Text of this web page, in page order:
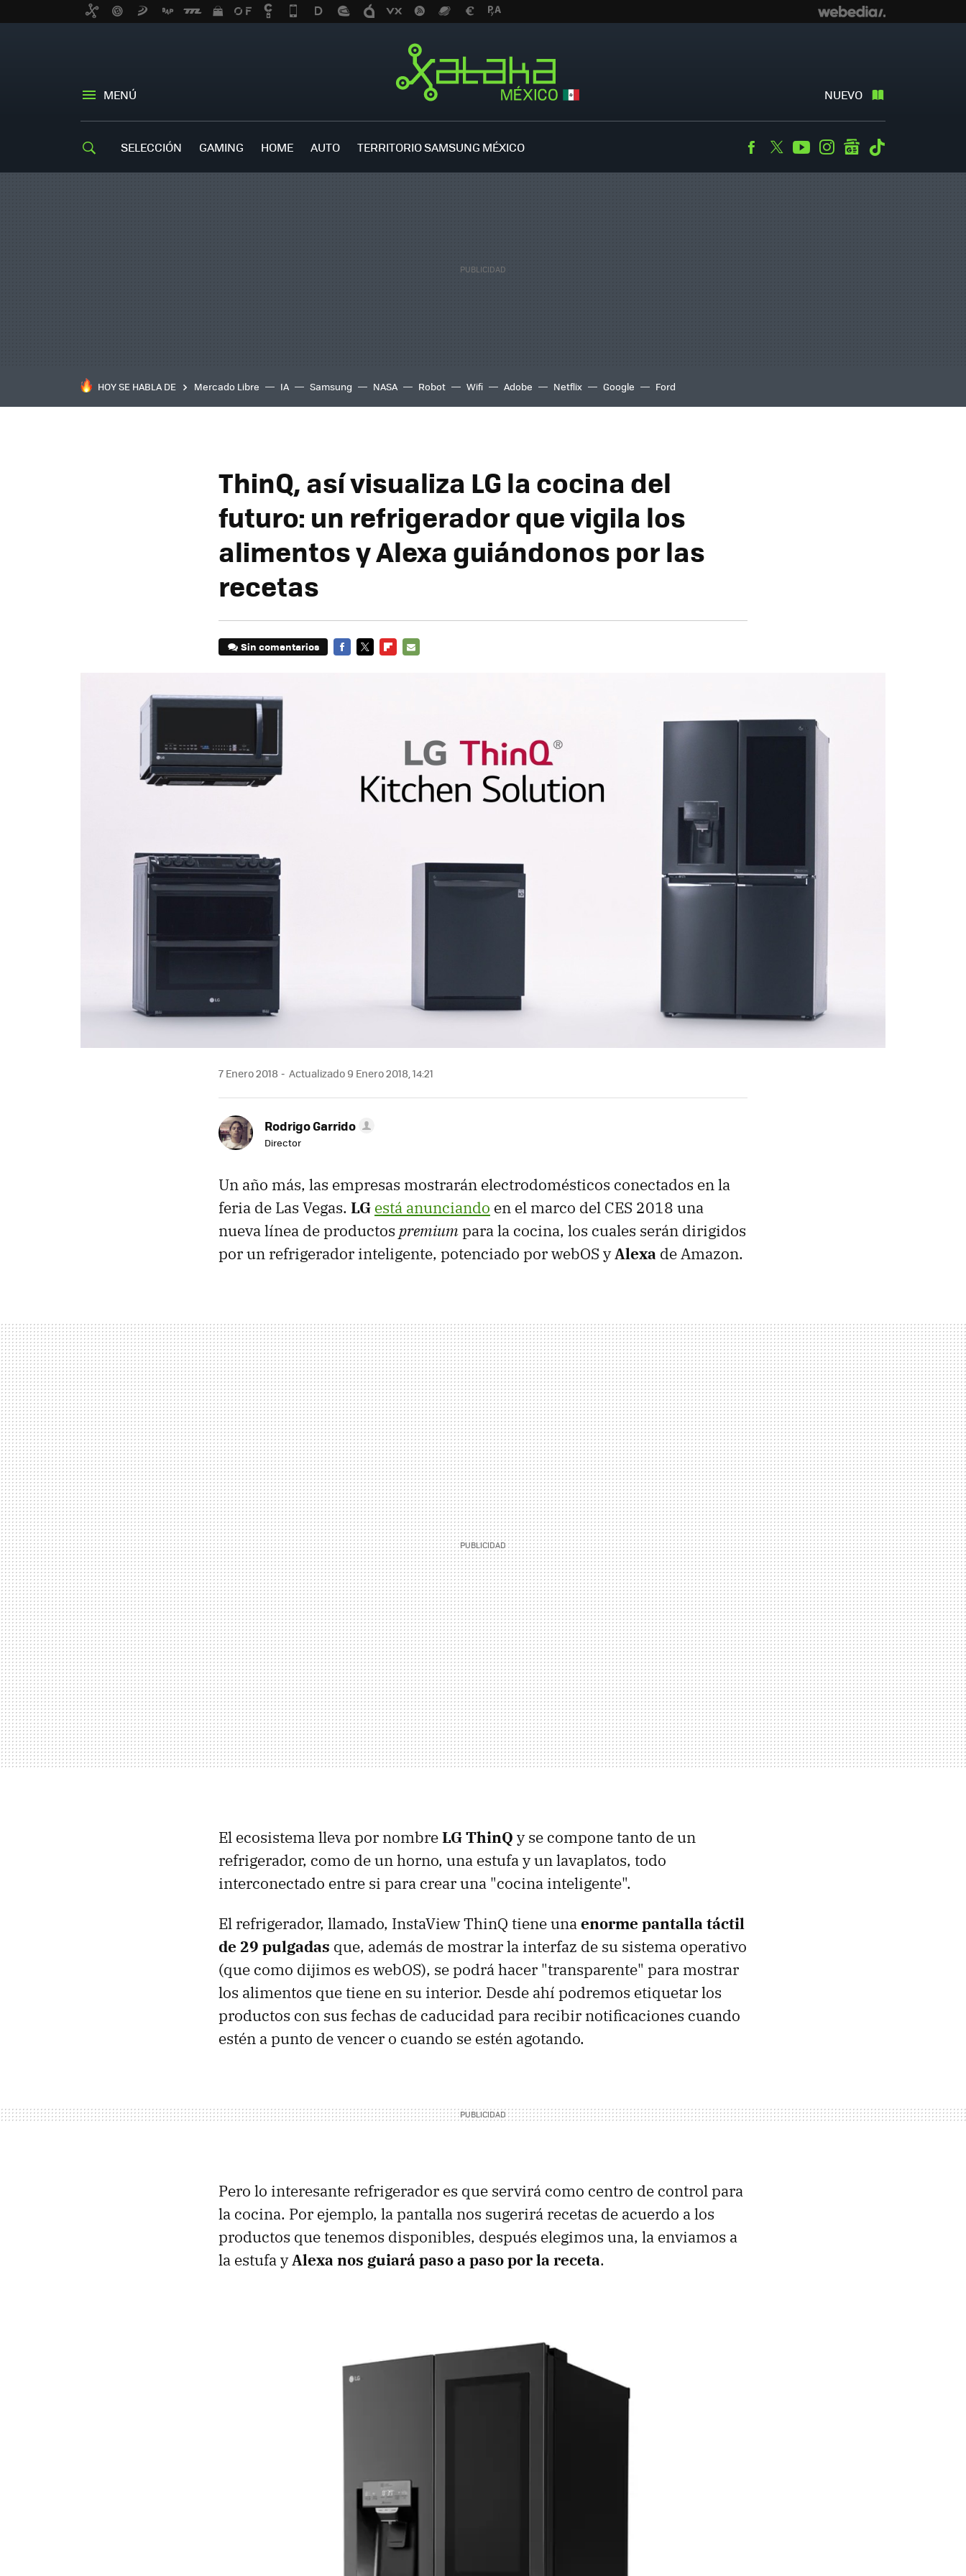
MENÚ NUEVO
SELECCIÓN GAMING HOME AUTO TERRITORIO SAMSUNG MÉXICO Facebook
TwitterYoutubeInstagramgooglenews
HOY SE HABLA DE Mercado Libre IA Samsung NASA Robot Wifi Adobe Netflix Google Ford
ThinQ, así visualiza LG la cocina del
futuro: un refrigerador que vigila los
alimentos y Alexa guiándonos por las
recetas
Sin comentarios
7 Enero 2018 Actualizado 9 Enero 2018, 14:21
Rodrigo Garrido
Director
Un año más, las empresas mostrarán electrodomésticos conectados en la
feria de Las Vegas. LG está anunciando en el marco del CES 2018 una
nueva línea de productos premiumpara la cocina, los cuales serán dirigidos
por un refrigerador inteligente, potenciado por webOS yAlexa de Amazon.
El ecosistema lleva por nombreLG ThinQ y se compone tanto de un
refrigerador, como de un horno, una estufa y un lavaplatos, todo
interconectado entre si para crear una "cocina inteligente".
El refrigerador, llamado, InstaView ThinQ tiene unaenorme pantalla táctil
de 29 pulgadas que, además de mostrar la interfaz de su sistema operativo
(que como dijimos es webOS), se podrá hacer "transparente" para mostrar
los alimentos que tiene en su interior. Desde ahí podremos etiquetar los
productos con sus fechas de caducidad para recibir notificaciones cuando
estén a punto de vencer o cuando se estén agotando.
Pero lo interesante refrigerador es que servirá como centro de control para
la cocina. Por ejemplo, la pantalla nos sugerirá recetas de acuerdo a los
productos que tenemos disponibles, después elegimos una, la enviamos a
la estufa yAlexa nos guiará paso a paso por la receta.